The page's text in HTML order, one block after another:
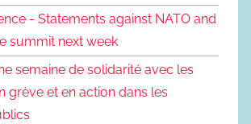
- Statements against NATO and
summit next week
semaine de solidarité avec les
grève et en action dans les